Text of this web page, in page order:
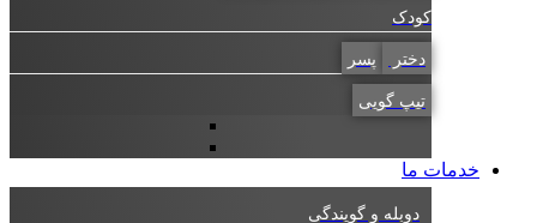
کودک
دختر پسر
تیپ گویی
خدمات ما
دوبله و گویندگی